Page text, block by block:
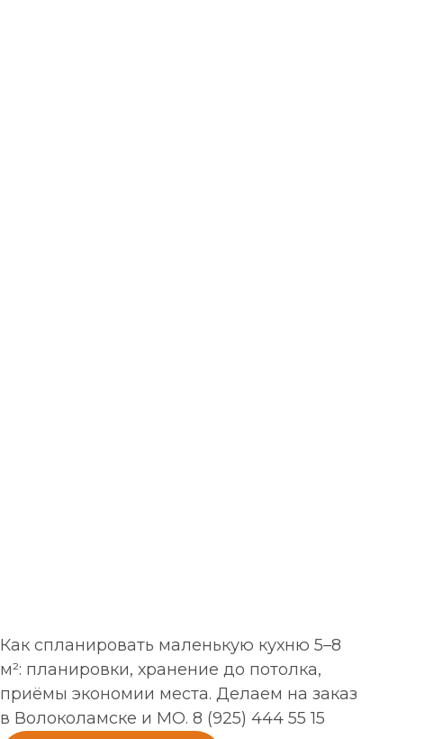
Как спланировать маленькую кухню 5–8
м²: планировки, хранение до потолка,
приёмы экономии места. Делаем на заказ
в Волоколамске и МО. 8 (925) 444 55 15